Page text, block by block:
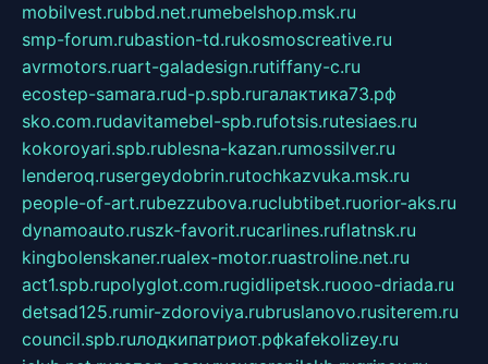
mobilvest.rubbd.net.rumebelshop.msk.ru
smp-forum.rubastion-td.rukosmoscreative.ru
avrmotors.ruart-galadesign.rutiffany-c.ru
ecostep-samara.rud-p.spb.ruгалактика73.рф
sko.com.rudavitamebel-spb.rufotsis.rutesiaes.ru
kokoroyari.spb.rublesna-kazan.rumossilver.ru
lenderoq.rusergeydobrin.rutochkazvuka.msk.ru
people-of-art.rubezzubova.ruclubtibet.ruorior-aks.ru
dynamoauto.ruszk-favorit.rucarlines.ruflatnsk.ru
kingbolenskaner.rualex-motor.ruastroline.net.ru
act1.spb.rupolyglot.com.rugidlipetsk.ruooo-driada.ru
detsad125.rumir-zdoroviya.rubruslanovo.rusiterem.ru
council.spb.ruлодкипатриот.рфkafekolizey.ru